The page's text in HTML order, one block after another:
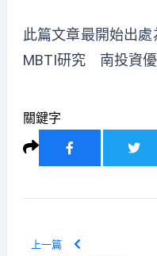
此篇文章最開始出
MBTI研究 南投資
關鍵字
上一篇